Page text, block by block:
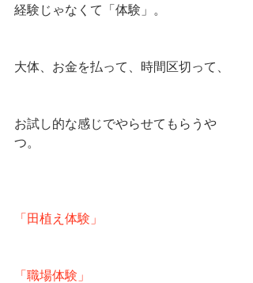
経験じゃなくて「体験」。
大体、お金を払って、時間区切って、
お試し的な感じでやらせてもらうや
つ。
「田植え体験」
「職場体験」